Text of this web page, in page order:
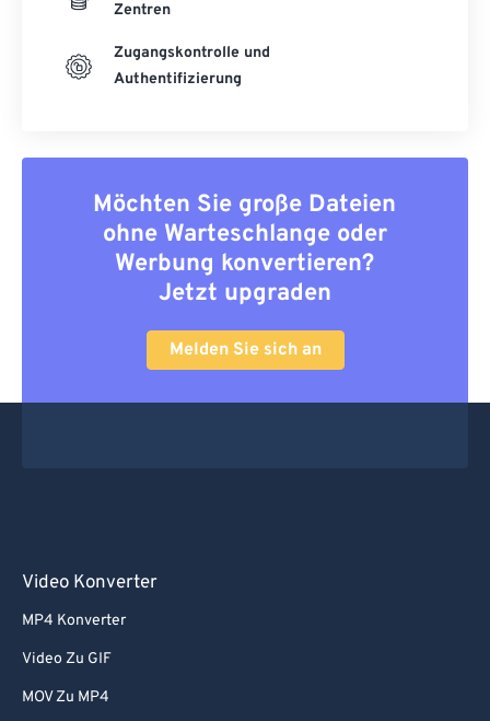
Zentren
Zugangskontrolle und
Authentifizierung
Möchten Sie große Dateien
ohne Warteschlange oder
Werbung konvertieren?
Jetzt upgraden
Melden Sie sich an
Video Konverter
MP4 Konverter
Video Zu GIF
MOV Zu MP4